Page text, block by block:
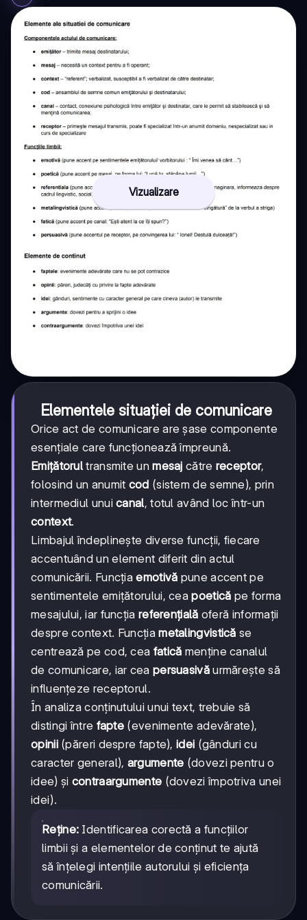
Vizualizare
Elementele situației de comunicare
Orice act de comunicare are șase componente
esențiale care funcționează împreună.
Emițătorul transmite unmesaj către receptor,
folosind un anumit cod (sistem de semne), prin
intermediul unuicanal, totul având loc într-un
context.
Limbajul îndeplinește diverse funcții, fiecare
accentuând un element diferit din actul
comunicării. Funcțiaemotivă pune accent pe
sentimentele emițătorului, ceapoetică pe forma
mesajului, iar funcția referențială oferă informații
despre context. Funcțiametalingvistică se
centrează pe cod, cea fatică menține canalul
de comunicare, iar cea persuasivăurmărește să
influențeze receptorul.
În analiza conținutului unui text, trebuie să
distingi între fapte (evenimente adevărate),
opinii(păreri despre fapte),idei (gânduri cu
caracter general), argumente (dovezi pentru o
idee) și contraargumente (dovezi împotriva unei
idei).
Reține: Identificarea corectă a funcțiilor
limbii și a elementelor de conținut te ajută
să înțelegi intențiile autorului și eficiența
comunicării.